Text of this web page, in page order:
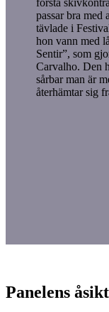
första
passar bra med
tävlade i
hon vann med
Sentir”, som
Carvalho. Den
sårbar man är
återhämtar sig
Panelens